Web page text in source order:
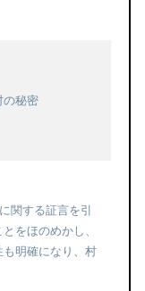
の秘密
関する証言を引
をほのめかし、
明確になり、村